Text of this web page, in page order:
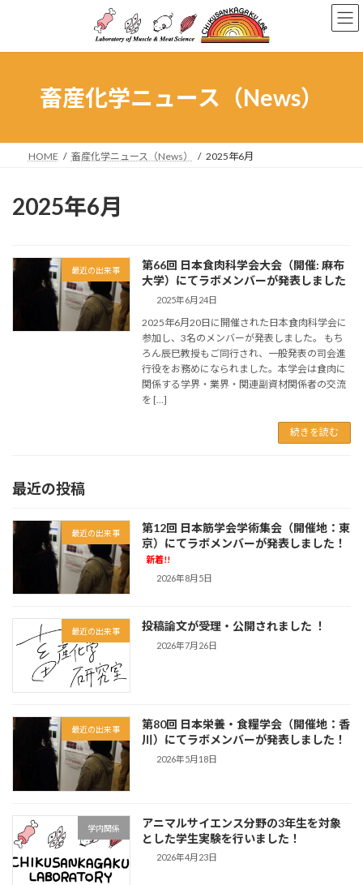
ン
ー
畜産化学ニュース（News）
HOME 畜産化学ニュース（News） 2025年6月
2025年6月
最近の出来事
第66回 日本食肉科学会大会（開催: 麻布
大学）にてラボメンバーが発表しました
2025年6月24日
2025年6月20日に開催された日本食肉科学会に
参加し、3名のメンバーが発表しました。 もち
ろん辰巳教授もご同行され、一般発表の司会進
行役をお務めになられました。本学会は食肉に
関係する学界・業界・関連副資材関係者の交流
を […]
続きを読む
最近の投稿
最近の出来事
第12回 日本筋学会学術集会（開催地：東
京）にてラボメンバーが発表しました！
新着!!
2026年8月5日
最近の出来事 投稿論文が受理・公開されました ！
2026年7月26日
最近の出来事
第80回 日本栄養・食糧学会（開催地：香
川）にてラボメンバーが発表しました！
2026年5月18日
学内関係
アニマルサイエンス分野の3年生を対象
とした学生実験を行いました！
2026年4月23日